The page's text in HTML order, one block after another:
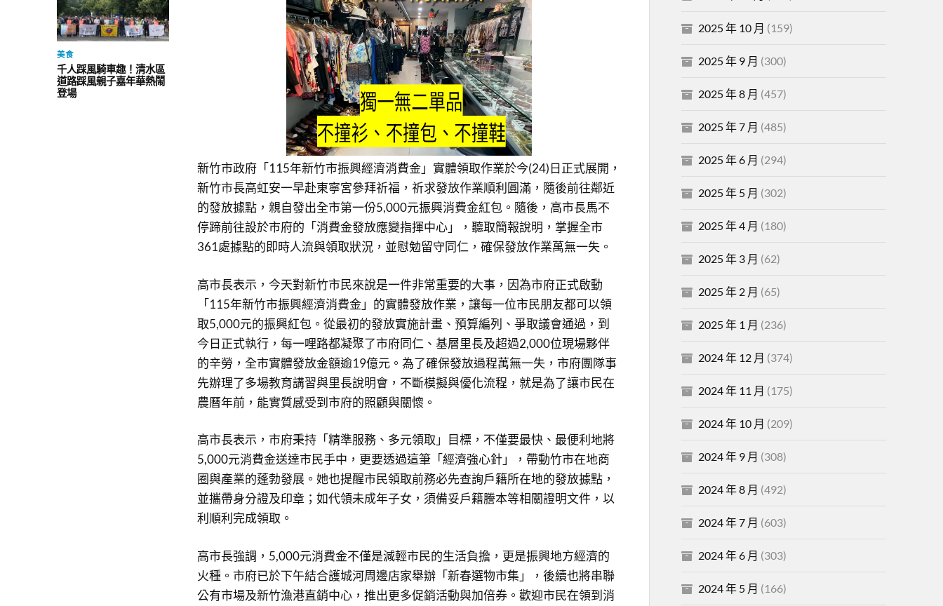
美食
千人踩風騎車趣！清水區
道路踩風親子嘉年華熱鬧
登場
新竹市政府「115年新竹市振興經濟消費金」實體領取作業於今(24)日正式展開，
新竹市長高虹安一早赴東寧宮參拜祈福，祈求發放作業順利圓滿，隨後前往鄰近
的發放據點，親自發出全市第一份5,000元振興消費金紅包。隨後，高市長馬不
停蹄前往設於市府的「消費金發放應變指揮中心」，聽取簡報說明，掌握全市
361處據點的即時人流與領取狀況，並慰勉留守同仁，確保發放作業萬無一失。
高市長表示，今天對新竹市民來說是一件非常重要的大事，因為市府正式啟動
「115年新竹市振興經濟消費金」的實體發放作業，讓每一位市民朋友都可以領
取5,000元的振興紅包。從最初的發放實施計畫、預算編列、爭取議會通過，到
今日正式執行，每一哩路都凝聚了市府同仁、基層里長及超過2,000位現場夥伴
的辛勞，全市實體發放金額逾19億元。為了確保發放過程萬無一失，市府團隊事
先辦理了多場教育講習與里長說明會，不斷模擬與優化流程，就是為了讓市民在
農曆年前，能實質感受到市府的照顧與關懷。
高市長表示，市府秉持「精準服務、多元領取」目標，不僅要最快、最便利地將
5,000元消費金送達市民手中，更要透過這筆「經濟強心針」，帶動竹市在地商
圈與產業的蓬勃發展。她也提醒市民領取前務必先查詢戶籍所在地的發放據點，
並攜帶身分證及印章；如代領未成年子女，須備妥戶籍謄本等相關證明文件，以
利順利完成領取。
高市長強調，5,000元消費金不僅是減輕市民的生活負擔，更是振興地方經濟的
火種。市府已於下午結合護城河周邊店家舉辦「新春選物市集」，後續也將串聯
公有市場及新竹漁港直銷中心，推出更多促銷活動與加倍券。歡迎市民在領到消
2025 年 10 月 (159)
2025 年 9 月 (300)
2025 年 8 月 (457)
2025 年 7 月 (485)
2025 年 6 月 (294)
2025 年 5 月 (302)
2025 年 4 月 (180)
2025 年 3 月 (62)
2025 年 2 月 (65)
2025 年 1 月 (236)
2024 年 12 月 (374)
2024 年 11 月 (175)
2024 年 10 月 (209)
2024 年 9 月 (308)
2024 年 8 月 (492)
2024 年 7 月 (603)
2024 年 6 月 (303)
2024 年 5 月 (166)